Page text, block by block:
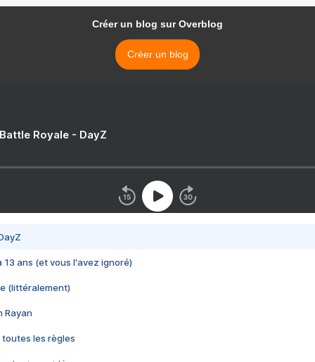
Créer un blog sur Overblog
Créer un blog
Royale - DayZ
13 ans (et vous l'avez ignoré)
(littéralement)
Rayan
toutes les règles